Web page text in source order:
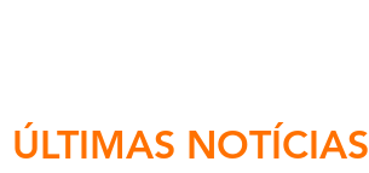
ÚLTIMAS NOTÍCIAS